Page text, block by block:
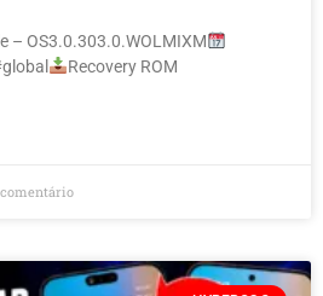
– OS3.0.303.0.WOLMIXM
Recovery ROM